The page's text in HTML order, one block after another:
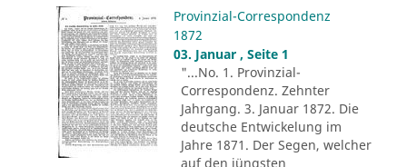
Provinzial-Correspondenz
1872
03. Januar , Seite 1
"...No. 1. Provinzial-
Correspondenz. Zehnter
Jahrgang. 3. Januar 1872. Die
deutsche Entwickelung im
Jahre 1871. Der Segen, welcher
auf den jüngsten